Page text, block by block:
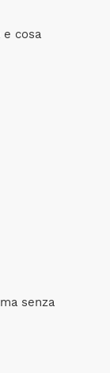
e cosa
senza